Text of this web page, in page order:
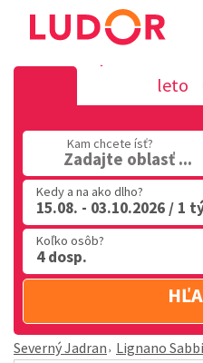
Apartmány BIANCA -
leto
Kam chcete ísť?
Zadajte oblasť ...
Kedy a na ako dlho?
15.08. - 03.10.2026 / 1
Koľko osôb?
4 dosp.
Severný Jadran Lignano